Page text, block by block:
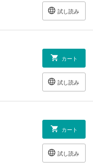
試し読み
カート
試し読み
カート
試し読み